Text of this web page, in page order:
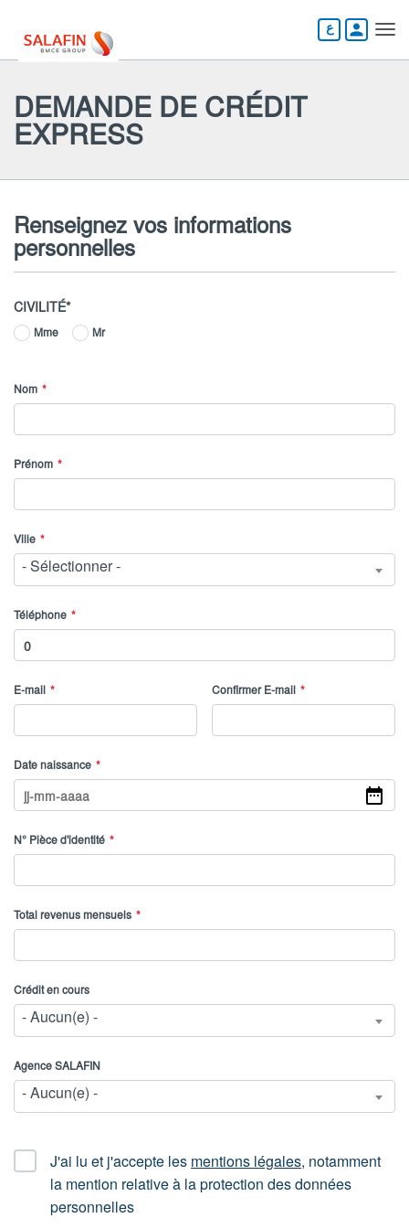
contenu
principal
person
DEMANDE DE CRÉDIT
EXPRESS
Renseignez vos informations
personnelles
CIVILITÉ
Mme Mr
Nom
Prénom
Ville
- Sélectionner -
Téléphone
E-mail Confirmer E-mail
Date naissance
N° Pièce d'identité
Total revenus mensuels
Crédit en cours
- Aucun(e) -
Agence SALAFIN
- Aucun(e) -
J'ai lu et j'accepte les mentions légales, notamment
la mention relative à la protection des données
personnelles